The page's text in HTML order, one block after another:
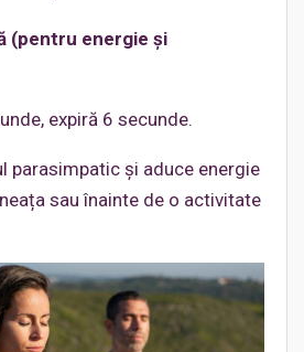
(pentru energie și
expiră 6 secunde.
parasimpatic și aduce energie
sau înainte de o activitate